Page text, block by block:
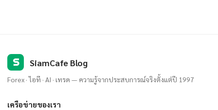
S SiamCafe Blog
Forex · ไอที · AI · เทรด — ความรู้จากประสบการณ์จริงตั้งแต่ปี 1997
เครือข่ายของเรา